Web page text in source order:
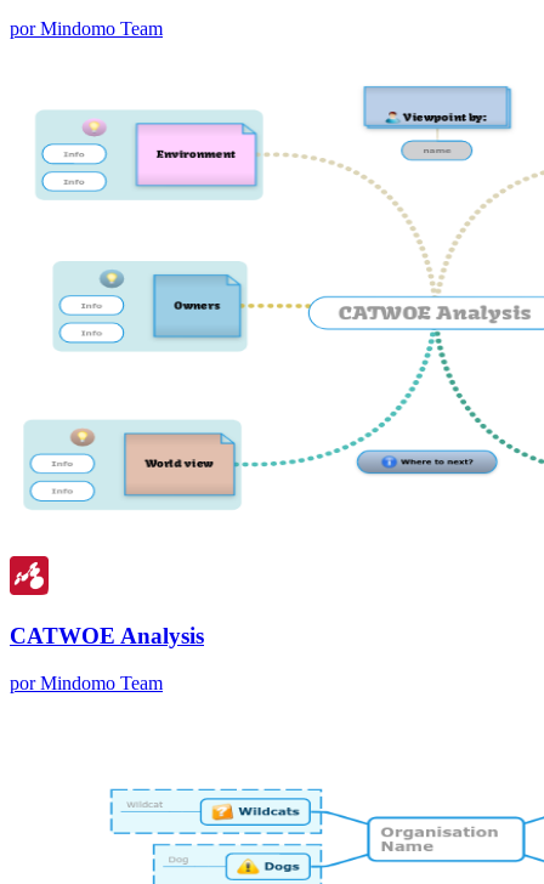
por Mindomo Team
CATWOE Analysis
por Mindomo Team